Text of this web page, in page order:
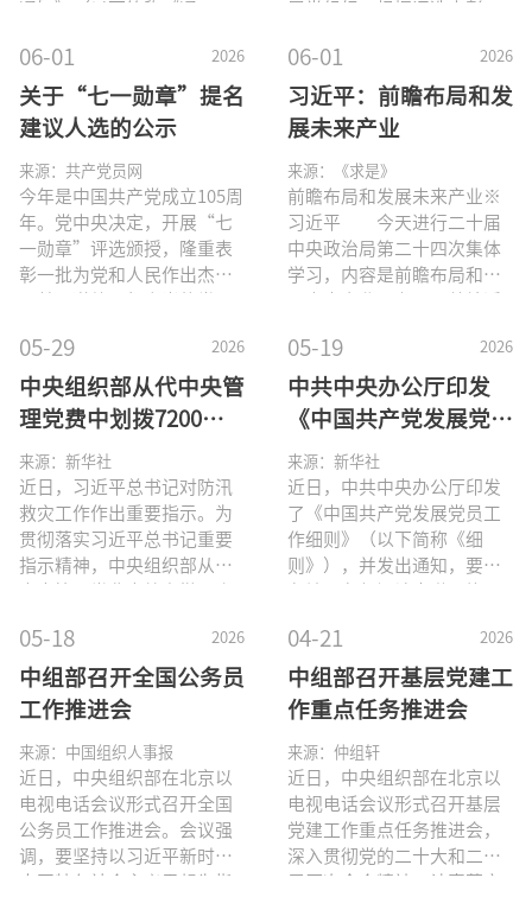
的十八大以来，以习近平同
志为核心的党中央围绕建设
什么样的长期执政的马克思
主义政党、怎样建设长期执
政的马克思主义政党的重大
时代课题，提出一系列管党
治党、兴党强党新理念新思
想新战略，形成习近平党建
思想。《通知》明确，习近
平党建思想丰富和发展了马
把马克思主义基本原理同中
国具体实际相结合、同中华
优秀传统文化相结合推进党
的理论创新的重大成果，是
党和人民实践经验和集体智
慧的结晶，是习近平新时代
中国特色社会主义思想的重
要组成部分，为深入推进新
时代
直辖市）党委、中央有关部
门（系统）党委（工委、党
组）、中央军委政治工作部
提出推荐对象的基础上，经
过认真审核、遴选审议，确
定了全国优秀共产党员、全
国优秀党务工作者、全国先
进基层党组织拟表彰对象。
为充分发扬民主，广泛听取
意见，接受社会监督，现将
示，公示时间为2026年6月1
日至6月5日。如对拟表彰对
象有异议，请于公示期内向
中央组织部举报中心反映。
反映方式为电话、信函、电
子邮件，信函以到达日邮戳
为准。以单位名义反映情况
的材料需加盖
06-01 2026
关于“七一勋章”提名
建议人选的公示
来源：共产党员网
今年是中国共产党成立105周
年。党中央决定，开展“七
一勋章”评选颁授，隆重表
彰一批为党和人民作出杰出
署，在各省（自治区、直辖
市）党委、中央有关部门
（系统）党委（工委、党
组）、中央军委政治工作部
提名的基础上，经过初审、
考察和审议研究，产生8名
“七一勋章”提名建议人
选。 为充分发扬民主，
广泛听取意见，接受社会监
督，现将有关人选情况予以
1日至6月5日。如对提名建议
人选有异议，请于公示期内
向中央组织部举报中心反
映。反映方式为电话、信
函、电子邮件，信函以到达
日邮戳为准。以单位名义反
映情况的材料需加盖单位公
章，以个人名义反映情况的
06-01 2026
习近平：前瞻布局和发
展未来产业
来源：《求是》
前瞻布局和发展未来产业※
习近平 今天进行二十届
中央政治局第二十四次集体
学习，内容是前瞻布局和发
况，分析世界未来产业发展
趋势，对培育发展未来产业
进行思考。 当前，新一
轮科技
05-29 2026
中央组织部从代中央管
理党费中划拨7200万
元用于支持安徽、广西
等6省区市抗灾救灾工
作
来源：新华社
近日，习近平总书记对防汛
救灾工作作出重要指示。为
贯彻落实习近平总书记重要
指示精神，中央组织部从代
7200万元，用于支持抗灾救
灾工作。中央组织部要求，
各地要认真贯彻落实习近平
总书记重要指示精神，全力
应对灾情，扎实做好抗灾救
灾工作，切实维护人民群众
生命财产安全。中央组织部
强调，这笔党费要及时拨付
基层，相关省区市要根据实
际从本级管理党费中落实配
05-19 2026
中共中央办公厅印发
《中国共产党发展党员
工作细则》
来源：新华社
近日，中共中央办公厅印发
了《中国共产党发展党员工
作细则》（以下简称《细
则》），并发出通知，要求
作是党的建设一项重要的基
础性工程。各级党委及其组
织部门要深入贯彻新时代党
的建设总要求，贯彻全面从
严治党战略方针，把抓好发
展党员工作作为重大政治责
任，认真贯彻执行《细则》
各项规定并加强督促指导，
坚持标准，严格程序、严格
把关、严肃纪律，不断提高
05-18 2026
中组部召开全国公务员
工作推进会
来源：中国组织人事报
近日，中央组织部在北京以
电视电话会议形式召开全国
公务员工作推进会。会议强
调，要坚持以习近平新时代
04-21 2026
中组部召开基层党建工
作重点任务推进会
来源：仲组轩
近日，中央组织部在北京以
电视电话会议形式召开基层
党建工作重点任务推进会，
深入贯彻党的二十大和二十